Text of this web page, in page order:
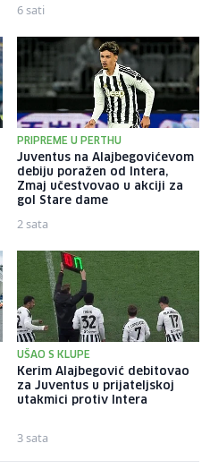
6 sati
PRIPREME U PERTHU
Juventus na Alajbegovićevom
debiju poražen od Intera,
Zmaj učestvovao u akciji za
gol Stare dame
2 sata
UŠAO S KLUPE
Kerim Alajbegović debitovao
za Juventus u prijateljskoj
utakmici protiv Intera
3 sata